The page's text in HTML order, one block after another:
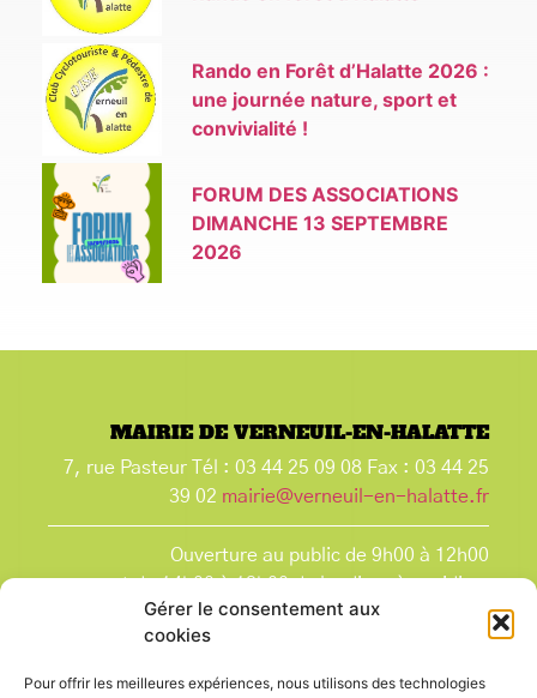
Gérer le consentement aux
cookies
Pour offrir les meilleures expériences, nous utilisons des technologies
Rando en Forêt d’Halatte 2026 :
une journée nature, sport et
convivialité !
FORUM DES ASSOCIATIONS
DIMANCHE 13 SEPTEMBRE
2026
MAIRIE DE VERNEUIL-EN-HALATTE
7, rue Pasteur Tél : 03 44 25 09 08 Fax : 03 44 25
39 02 mairie@verneuil-en-halatte.fr
Ouverture au public de 9h00 à 12h00
et de 14h00 à 18h00 du lundi après-midi au
vendredi,
et le samedi de 9h00 à 12h00.